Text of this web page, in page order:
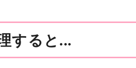
すると...